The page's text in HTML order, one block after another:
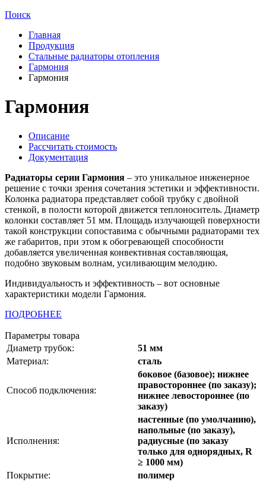
Поиск
Главная
Продукция
Стальные радиаторы отопления
Гармония
Гармония
Гармония
Описание
Рассчитать стоимость
Документация
Радиаторы серии Гармония – это уникальное инженерное
решение с точки зрения сочетания эстетики и эффективности.
Колонка радиатора представляет собой трубку с двойной
стенкой, в полости которой движется теплоноситель. Диаметр
колонки составляет 51 мм. Площадь излучающей поверхности
такой конструкции сопоставима с обычными радиаторами тех
же габаритов, при этом к обогревающей способности
добавляется увеличенная конвективная составляющая,
подобно звуковым волнам, усиливающим мелодию.
Индивидуальность и эффективность – вот основные
характеристики модели Гармония.
ПОДРОБНЕЕ
Параметры товара
Диаметр трубок:
51 мм
Материал:
сталь
Способ подключения:
боковое (базовое); нижнее
правостороннее (по заказу);
нижнее левостороннее (по
заказу)
Исполнения:
настенные (по умолчанию),
напольные (по заказу),
радиусные (по заказу
только для однорядных, R
≥ 1000 мм)
Покрытие:
полимер